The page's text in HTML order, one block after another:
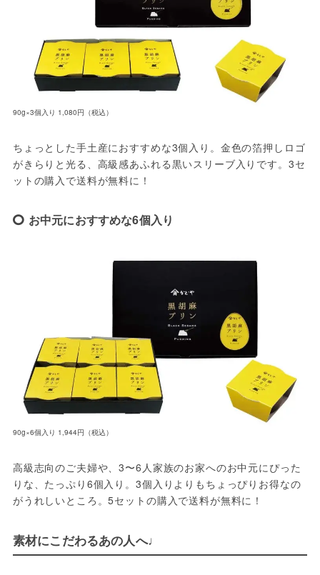
90g×3個入り 1,080円（税込）
ちょっとした手土産におすすめな3個入り。金色の箔押しロゴ
がきらりと光る、高級感あふれる黒いスリーブ入りです。3セ
ットの購入で送料が無料に！
お中元におすすめな6個入り
90g×6個入り 1,944円（税込）
高級志向のご夫婦や、3〜6人家族のお家へのお中元にぴった
りな、たっぷり6個入り。3個入りよりもちょっぴりお得なの
がうれしいところ。5セットの購入で送料が無料に！
素材にこだわるあの人へ♩